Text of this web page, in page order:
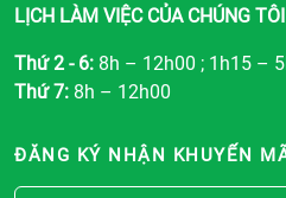
LỊCH LÀM VIỆC CỦA CHÚNG TÔI
Thứ 2 - 6: 8h – 12h00 ; 1h15 –
Thứ 7: 8h – 12h00
ĐĂNG KÝ NHẬN KHUYẾN